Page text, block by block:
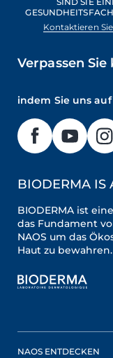
Kontaktieren
Verpassen Sie
indem Sie uns
BIODERMA IS
BIODERMA ist
das Fundament
NAOS um das
Haut zu
NAOS ENTDECKEN